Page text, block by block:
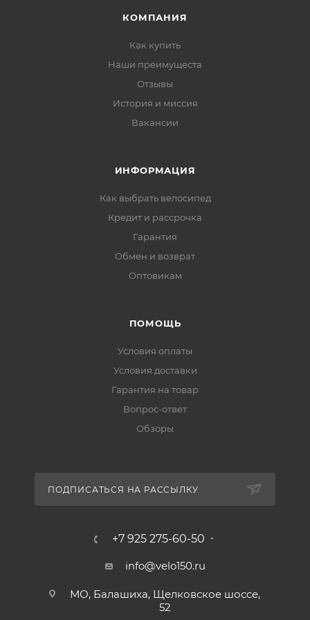
Шатуны: Shimano FC-T501, звезды 42x32x22T, длина
Обода: CUBE SD20, 32H, Disc
Втулки: CUBE Alloy Light
КОМПАНИЯ
Как купить
Наши преимущеста
Отзывы
История и миссия
Вакансии
ИНФОРМАЦИЯ
Как выбрать велосипед
Кредит и рассрочка
Гарантия
Обмен и возврат
Оптовикам
ПОМОЩЬ
Условия оплаты
Условия доставки
Гарантия на товар
Вопрос-ответ
Обзоры
ПОДПИСАТЬСЯ НА РАССЫЛКУ
+7 925 275-60-50
info@velo150.ru
МО, Балашиха, Щелковское шоссе,
52